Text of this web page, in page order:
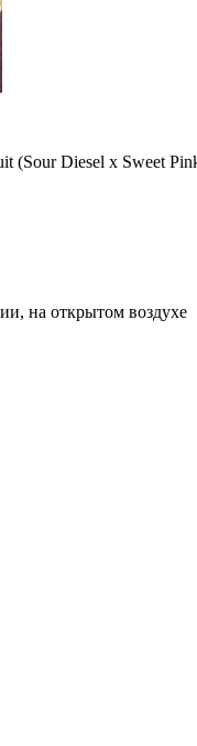
(Sour Diesel x Sweet
на открытом воздухе